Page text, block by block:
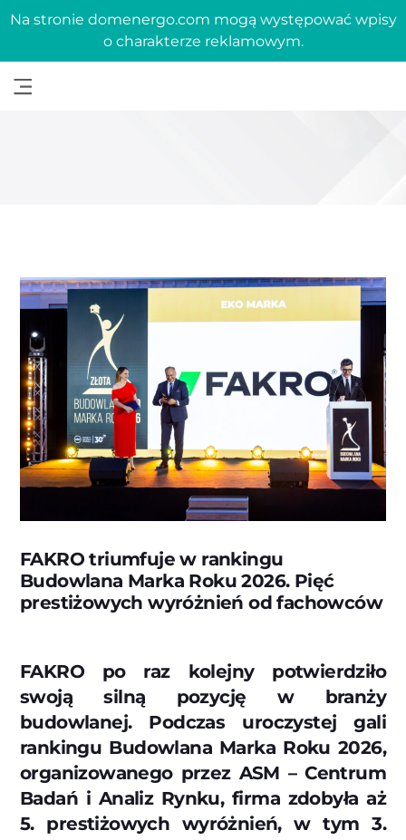
Na stronie domenergo.com mogą występować wpisy
o charakterze reklamowym.
FAKRO triumfuje w rankingu
Budowlana Marka Roku 2026. Pięć
prestiżowych wyróżnień od fachowców
FAKRO po raz kolejny potwierdziło
swoją silną pozycję w branży
budowlanej. Podczas uroczystej gali
rankingu Budowlana Marka Roku 2026,
organizowanego przez ASM – Centrum
Badań i Analiz Rynku, firma zdobyła aż
5. prestiżowych wyróżnień, w tym 3.